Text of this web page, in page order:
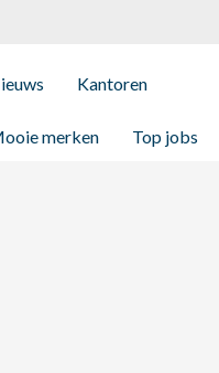
merken Top jobs
Kantoren